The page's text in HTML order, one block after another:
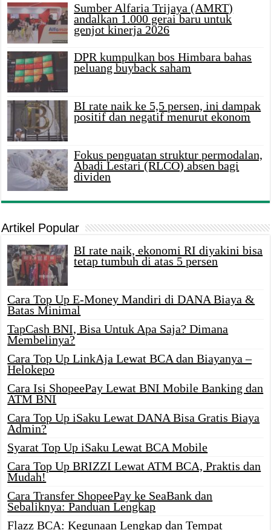
Sumber Alfaria Trijaya (AMRT)
andalkan 1.000 gerai baru untuk
genjot kinerja 2026
DPR kumpulkan bos Himbara bahas
peluang buyback saham
BI rate naik ke 5,5 persen, ini dampak
positif dan negatif menurut ekonom
Fokus penguatan struktur permodalan,
Abadi Lestari (RLCO) absen bagi
dividen
Artikel Popular
BI rate naik, ekonomi RI diyakini bisa
tetap tumbuh di atas 5 persen
Cara Top Up E-Money Mandiri di DANA Biaya &
Batas Minimal
TapCash BNI, Bisa Untuk Apa Saja? Dimana
Membelinya?
Cara Top Up LinkAja Lewat BCA dan Biayanya –
Helokepo
Cara Isi ShopeePay Lewat BNI Mobile Banking dan
ATM BNI
Cara Top Up iSaku Lewat DANA Bisa Gratis Biaya
Admin?
Syarat Top Up iSaku Lewat BCA Mobile
Cara Top Up BRIZZI Lewat ATM BCA, Praktis dan
Mudah!
Cara Transfer ShopeePay ke SeaBank dan
Sebaliknya: Panduan Lengkap
Flazz BCA: Kegunaan Lengkap dan Tempat